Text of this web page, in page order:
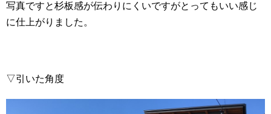
写真ですと杉板感が伝わりにくいですがとってもいい感じ
に仕上がりました。
▽引いた角度